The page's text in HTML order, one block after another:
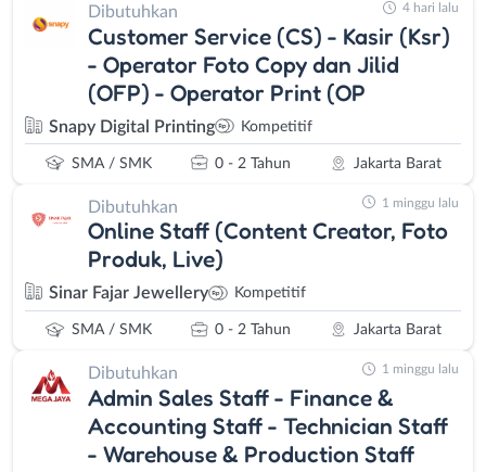
Dibutuhkan
Customer Service (CS) - Kasir (Ksr)
- Operator Foto Copy dan Jilid
(OFP) - Operator Print (OP
Snapy Digital Printing Kompetitif
SMA / SMK 0 - 2 Tahun Jakarta Barat
4 hari lalu
Dibutuhkan
Online Staff (Content Creator, Foto
Produk, Live)
Sinar Fajar Jewellery Kompetitif
SMA / SMK 0 - 2 Tahun Jakarta Barat
1 minggu lalu
Dibutuhkan
Admin Sales Staff - Finance &
Accounting Staff - Technician Staff
- Warehouse & Production Staff
1 minggu lalu